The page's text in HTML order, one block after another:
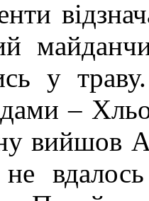
у
–
вийшов
вдалось